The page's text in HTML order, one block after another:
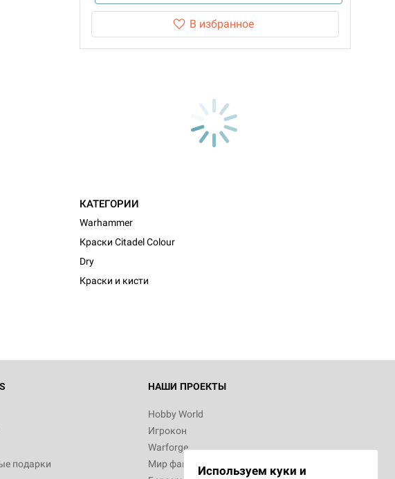
В избранное
КАТЕГОРИИ
Warhammer
Краски Citadel Colour
Dry
Краски и кисти
подарки
НАШИ ПРОЕКТЫ
Hobby World
Игрокон
Warforge
Мир фантастикиИспользуем куки и